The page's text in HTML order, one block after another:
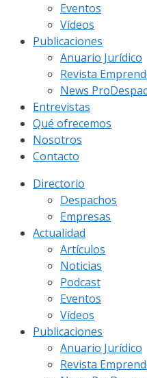
Eventos
Vídeos
Publicaciones
Anuario Jurídico
Revista
News
Entrevistas
Qué ofrecemos
Nosotros
Contacto
Directorio
Despachos
Empresas
Actualidad
Artículos
Noticias
Podcast
Eventos
Vídeos
Publicaciones
Anuario Jurídico
Revista